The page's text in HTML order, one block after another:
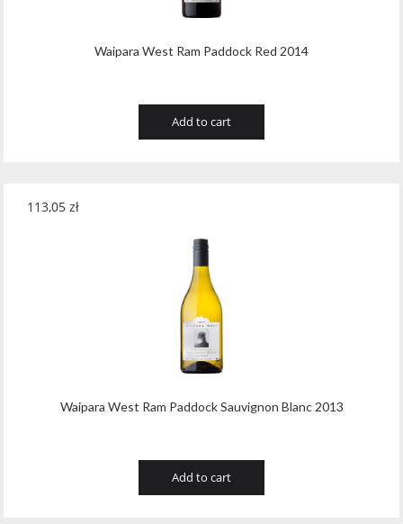
Waipara West Ram Paddock Red 2014
Add to cart
Waipara West Ram Paddock Sauvignon Blanc 2013
113,05 zł
Add to cart